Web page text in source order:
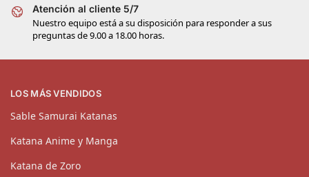
Atención al cliente 5/7
Nuestro equipo está a su disposición para responder a sus
preguntas de 9.00 a 18.00 horas.
LOS MÁS VENDIDOS
Sable Samurai Katanas
Katana Anime y Manga
Katana de Zoro